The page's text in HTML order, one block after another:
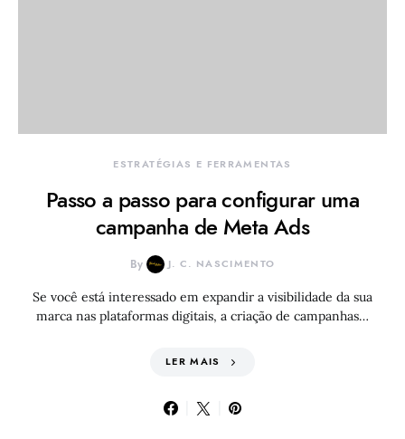
ESTRATÉGIAS E FERRAMENTAS
Passo a passo para configurar uma
campanha de Meta Ads
By J. C. NASCIMENTO
Se você está interessado em expandir a visibilidade da sua
marca nas plataformas digitais, a criação de campanhas…
LER MAIS